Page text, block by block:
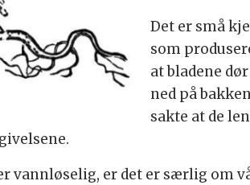
Det er små
som
at bladene
ned på
sakte at de
vannløselig, er det er særlig om